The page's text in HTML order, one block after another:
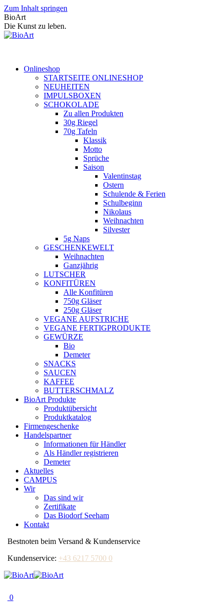
Zum Inhalt springen
BioArt
Die Kunst zu leben.
Onlineshop
STARTSEITE ONLINESHOP
NEUHEITEN
IMPULSBOXEN
SCHOKOLADE
Zu allen Produkten
30g Riegel
70g Tafeln
Klassik
Motto
Sprüche
Saison
Valentinstag
Ostern
Schulende & Ferien
Schulbeginn
Nikolaus
Weihnachten
Silvester
5g Naps
GESCHENKEWELT
Weihnachten
Ganzjährig
LUTSCHER
KONFITÜREN
Alle Konfitüren
750g Gläser
250g Gläser
VEGANE AUFSTRICHE
VEGANE FERTIGPRODUKTE
GEWÜRZE
Bio
Demeter
SNACKS
SAUCEN
KAFFEE
BUTTERSCHMALZ
BioArt Produkte
Produktübersicht
Produktkatalog
Firmengeschenke
Handelspartner
Informationen für Händler
Als Händler registrieren
Demeter
Aktuelles
CAMPUS
Wir
Das sind wir
Zertifikate
Das Biodorf Seeham
Kontakt
Bestnoten beim Versand & Kundenservice
Kundenservice: +43 6217 5700 0
0